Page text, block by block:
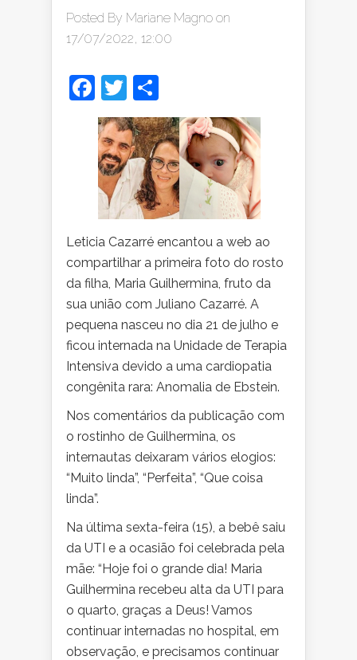
Posted By Mariane Magno on
17/07/2022, 12:00
Facebook
Twitter
Leticia Cazarré encantou a web ao
compartilhar a primeira foto do rosto
da filha, Maria Guilhermina, fruto da
sua união com Juliano Cazarré. A
pequena nasceu no dia 21 de julho e
ficou internada na Unidade de Terapia
Intensiva devido a uma cardiopatia
congênita rara: Anomalia de Ebstein.
Nos comentários da publicação com
o rostinho de Guilhermina, os
internautas deixaram vários elogios:
“Muito linda”, “Perfeita”, “Que coisa
linda”.
Na última sexta-feira (15), a bebê saiu
da UTI e a ocasião foi celebrada pela
mãe: “Hoje foi o grande dia! Maria
Guilhermina recebeu alta da UTI para
o quarto, graças a Deus! Vamos
continuar internadas no hospital, em
observação, e precisamos continuar